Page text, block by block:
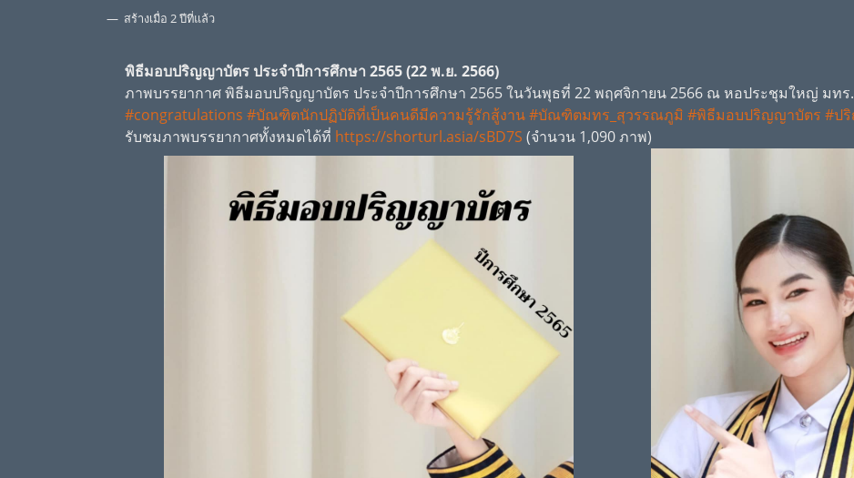
สร้างเมื่อ 2 ปีที่แล้ว
พิธีมอบปริญญาบัตร ประจำปีการศึกษา 2565 (22 พ.ย. 2566)
ภาพบรรยากาศ พิธีมอบปริญญาบัตร ประจำปีการศึกษา 2565 ในวันพุธที่ 22 พฤศจิกายน 2566 ณ หอประชุมใหญ่ มท
#congratulations #บัณฑิตนักปฏิบัติที่เป็นคนดีมีความรู้รักสู้งาน#บัณฑิตมทร_สุวรรณภูมิ #พิธีมอบปริญญาบัตร #ป
รับชมภาพบรรยากาศทั้งหมดได้ที่ https://shorturl.asia/sBD7S (จำนวน 1,090 ภาพ)